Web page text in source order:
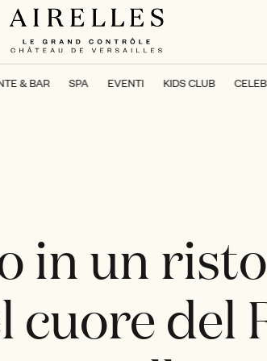
& BAR SPA EVENTI KIDS CLUB
in un
cuore del